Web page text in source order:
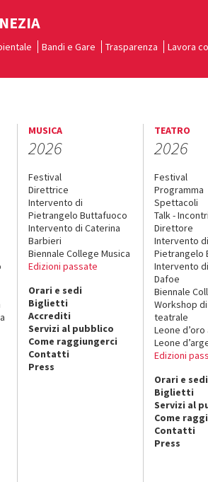
Bandi e Gare Trasparenza Lavora
MUSICA
2026
Festival
Direttrice
Intervento di
Pietrangelo Buttafuoco
Intervento di Caterina
Barbieri
Biennale College Musica
Edizioni passate
Orari e sedi
Biglietti
Accrediti
Servizi al pubblico
Come raggiungerci
Contatti
Press
TEATRO
2026
Festival
Programma
Spettacoli
Talk - Incontri
Direttore
Intervento di
Pietrangelo
Intervento
Dafoe
Biennale
Workshop
teatrale
Leone
Leone
Edizioni
Orari e sedi
Biglietti
Servizi al
Come
Contatti
Press